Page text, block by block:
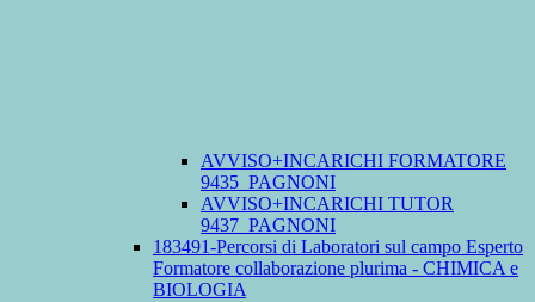
AVVISO+INCARICHI FORMATORE
9435_PAGNONI
AVVISO+INCARICHI TUTOR
9437_PAGNONI
183491-Percorsi di Laboratori sul campo Esperto
Formatore collaborazione plurima - CHIMICA e
BIOLOGIA